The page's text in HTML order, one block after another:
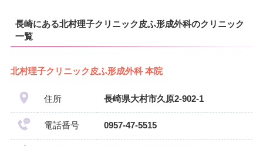
長崎にある北村理子クリニック皮ふ形成外科のクリニック
一覧
北村理子クリニック皮ふ形成外科 本院
住所 長崎県大村市久原2-902-1
電話番号 0957-47-5515